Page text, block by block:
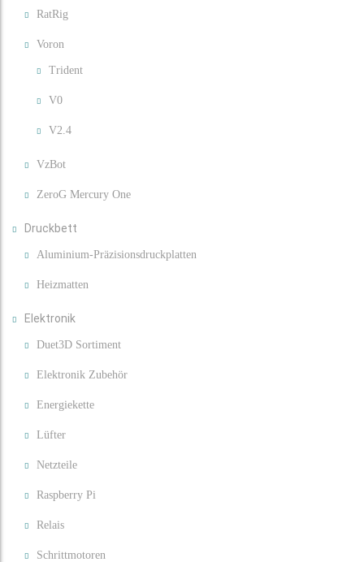
RatRig
Voron
Trident
V0
V2.4
VzBot
ZeroG Mercury One
Druckbett
Aluminium-Präzisionsdruckplatten
Heizmatten
Elektronik
Duet3D Sortiment
Elektronik Zubehör
Energiekette
Lüfter
Netzteile
Raspberry Pi
Relais
Schrittmotoren